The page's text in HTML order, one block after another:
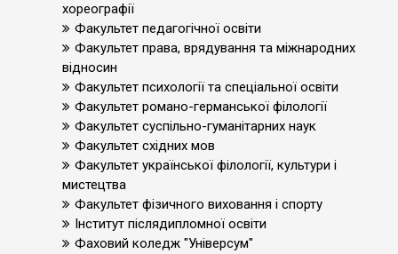
хореографії
Факультет педагогічної освіти
Факультет права, врядування та міжнародних
відносин
Факультет психології та спеціальної освіти
Факультет романо-германської філології
Факультет суспільно-гуманітарних наук
Факультет східних мов
Факультет української філології, культури і
мистецтва
Факультет фізичного виховання і спорту
Інститут післядипломної освіти
Фаховий коледж "Універсум"